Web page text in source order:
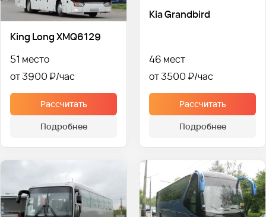
King Long XMQ6129
51 место
от 3900 ₽
Рассчитать
Подробнее
Kia Grandbird
46 мест
от 3500 ₽
Рассчитать
Подробнее